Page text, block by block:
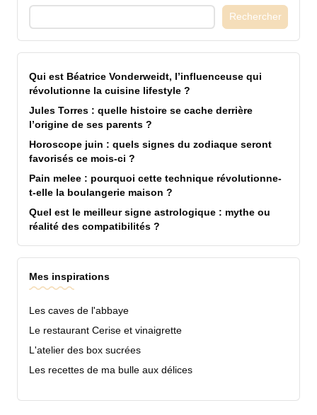
Rechercher
Qui est Béatrice Vonderweidt, l’influenceuse qui
révolutionne la cuisine lifestyle ?
Jules Torres : quelle histoire se cache derrière
l’origine de ses parents ?
Horoscope juin : quels signes du zodiaque seront
favorisés ce mois-ci ?
Pain melee : pourquoi cette technique révolutionne-
t-elle la boulangerie maison ?
Quel est le meilleur signe astrologique : mythe ou
réalité des compatibilités ?
Mes inspirations
Les caves de l'abbaye
Le restaurant Cerise et vinaigrette
L'atelier des box sucrées
Les recettes de ma bulle aux délices